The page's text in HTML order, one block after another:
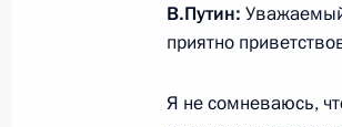
В.Путин:
приятно
Я не сомневаюсь,